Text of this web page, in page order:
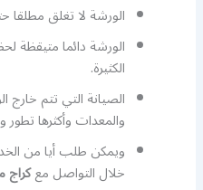
الورشة لا تغلق مطلقا
الورشة دائما متيقظة
الكثيرة.
الصيانة التي تتم خارج
والمعدات وأكثرها تطور
ويمكن طلب أيا من
خلال التواصل مع